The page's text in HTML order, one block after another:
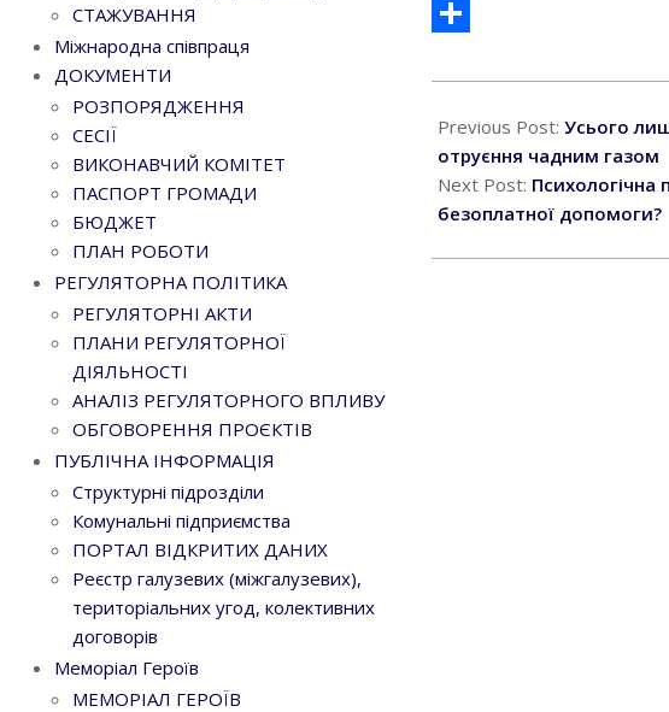
Facebook
11-
14
Previous Post: Усього
отруєння чадним газом
Next Post: Психологічна
безоплатної допомоги?
СТАЖУВАННЯ
Міжнародна співпраця
ДОКУМЕНТИ
РОЗПОРЯДЖЕННЯ
СЕСІЇ
ВИКОНАВЧИЙ КОМІТЕТ
ПАСПОРТ ГРОМАДИ
БЮДЖЕТ
ПЛАН РОБОТИ
РЕГУЛЯТОРНА ПОЛІТИКА
РЕГУЛЯТОРНІ АКТИ
ПЛАНИ РЕГУЛЯТОРНОЇ
ДІЯЛЬНОСТІ
АНАЛІЗ РЕГУЛЯТОРНОГО ВПЛИВУ
ОБГОВОРЕННЯ ПРОЄКТІВ
ПУБЛІЧНА ІНФОРМАЦІЯ
Структурні підрозділи
Комунальні підприємства
ПОРТАЛ ВІДКРИТИХ ДАНИХ
Реєстр галузевих (міжгалузевих),
територіальних угод, колективних
договорів
Меморіал Героїв
МЕМОРІАЛ ГЕРОЇВ